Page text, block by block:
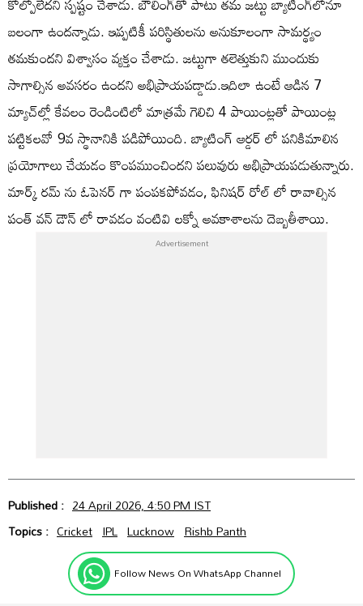
బలంగా ఉందన్నాడు. ఇప్పటికీ పరిస్థితులను అనుకూలంగా సామర్థ్యం
తమకుందని విశ్వాసం వ్యక్తం చేశాడు. జట్టుగా తలెత్తుకుని ముందుకు
సాగాల్సిన అవసరం ఉందని అభిప్రాయపడ్డాడు.ఇదిలా ఉంటే ఆడిన 7
మ్యాచ్‌ల్లో కేవలం రెండింటిలో మాత్రమే గెలిచి 4 పాయింట్లతో పాయింట్ల
పట్టికలవో 9వ స్థానానికి పడిపోయింది. బ్యాటింగ్ ఆర్డర్ లో పనికిమాలిన
ప్రయోగాలు చేయడం కొంపముంచిందని పలువురు అభిప్రాయపడుతున్నారు.
మార్క్ రమ్ ను ఓపెనర్ గా పంపకపోవడం, ఫినిషర్ రోల్ లో రావాల్సిన
పంత్ వన్ డౌన్ లో రావడం వంటివి లక్నో అవకాశాలను దెబ్బతీశాయి.
Published : 24 April 2026, 4:50 PM IST
Topics : Cricket IPL Lucknow Rishb Panth
Follow News On WhatsApp Channel